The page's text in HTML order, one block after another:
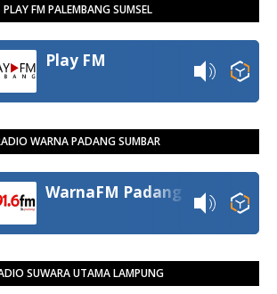
PLAY FM PALEMBANG SUMSEL
Play FM
WARNA PADANG SUMBAR
WarnaFM Padang
SUWARA UTAMA LAMPUNG